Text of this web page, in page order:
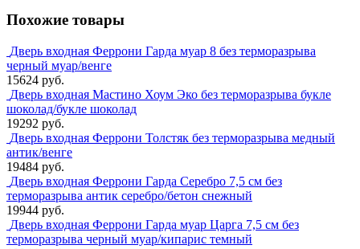
Похожие товары
Дверь входная Феррони Гарда муар 8 без терморазрыва
черный муар/венге
15624 руб.
Дверь входная Мастино Хоум Эко без терморазрыва букле
шоколад/букле шоколад
19292 руб.
Дверь входная Феррони Толстяк без терморазрыва медный
антик/венге
19484 руб.
Дверь входная Феррони Гарда Серебро 7,5 см без
терморазрыва антик серебро/бетон снежный
19944 руб.
Дверь входная Феррони Гарда муар Царга 7,5 см без
терморазрыва черный муар/кипарис темный